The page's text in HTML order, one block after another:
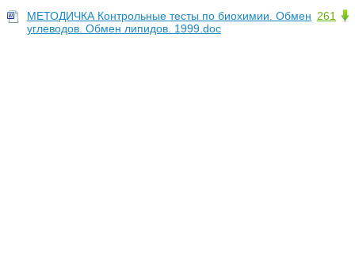
261
МЕТОДИЧКА Контрольные тесты по биохимии. Обмен
углеводов. Обмен липидов. 1999.doc